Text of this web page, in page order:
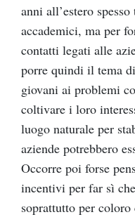
anni all’estero
accademici, ma per
contatti legati alle
porre quindi il tema
giovani ai problemi
coltivare i loro
luogo naturale per
aziende potrebbero
Occorre poi forse
incentivi per far sì
soprattutto per coloro